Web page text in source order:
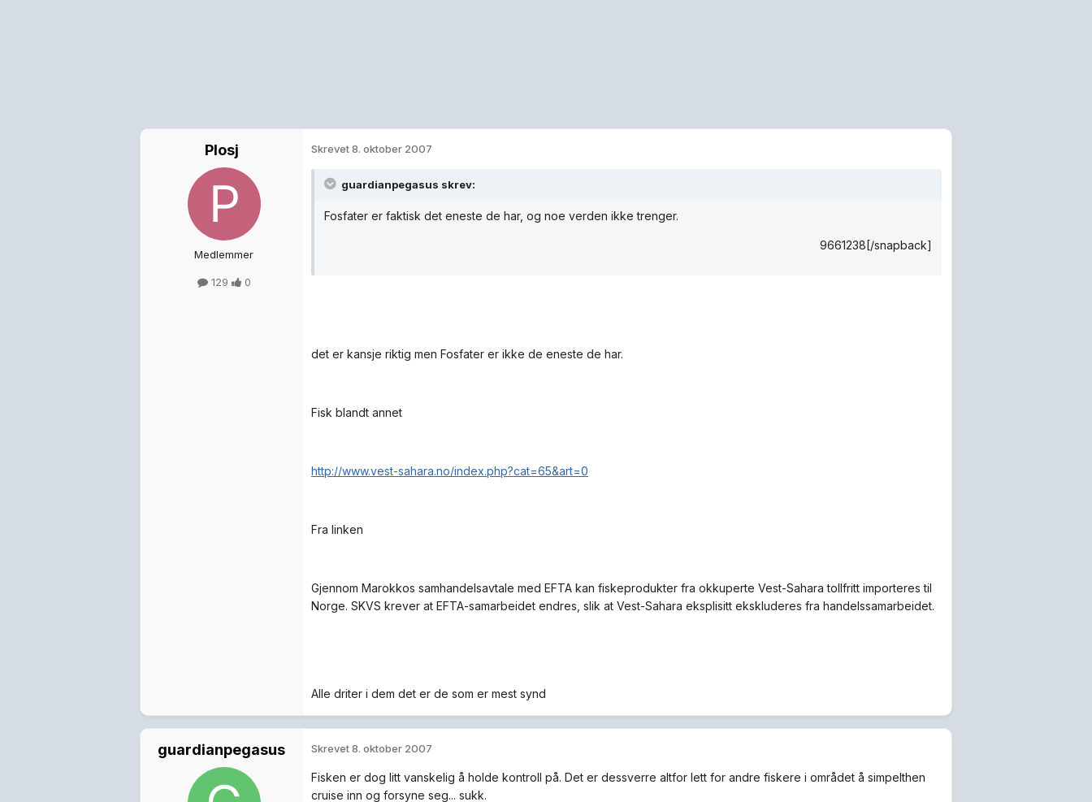
Plosj
Medlemmer
129 0
Skrevet8. oktober 2007
guardianpegasus skrev:
Fosfater er faktisk det eneste de har, og noe verden ikke trenger.
9661238[/snapback]
det er kansje riktig men Fosfater er ikke de eneste de har.
Fisk blandt annet
http://www.vest-sahara.no/index.php?cat=65&art=0
Fra linken
Gjennom Marokkos samhandelsavtale med EFTA kan fiskeprodukter fra okkuperte Vest-Sahara tollfritt importeres til
Norge. SKVS krever at EFTA-samarbeidet endres, slik at Vest-Sahara eksplisitt ekskluderes fra handelssamarbeidet.
Alle driter i dem det er de som er mest synd
guardianpegasus Skrevet8. oktober 2007
Fisken er dog litt vanskelig å holde kontroll på. Det er dessverre altfor lett for andre fiskere i området å simpelthen
cruise inn og forsyne seg... sukk.